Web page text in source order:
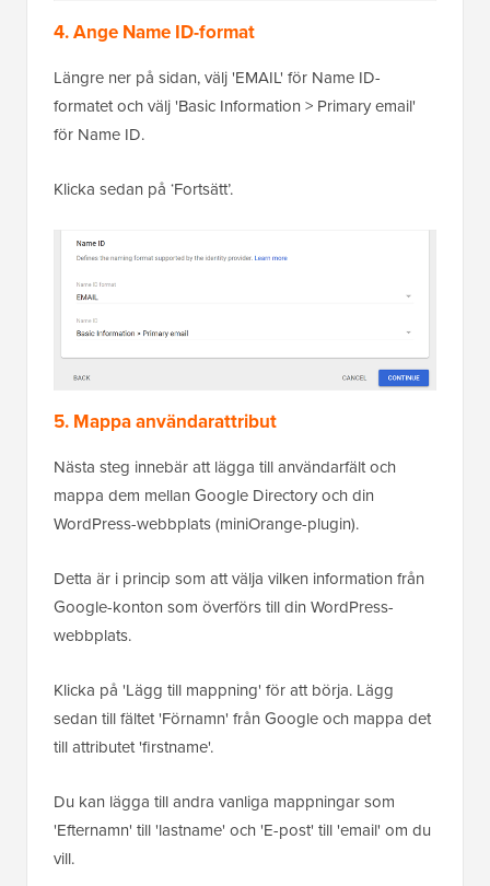
4. Ange Name ID-format
Längre ner på sidan, välj 'EMAIL' för Name ID-
formatet och välj 'Basic Information > Primary email'
för Name ID.
Klicka sedan på ‘Fortsätt’.
5. Mappa användarattribut
Nästa steg innebär att lägga till användarfält och
mappa dem mellan Google Directory och din
WordPress-webbplats (miniOrange-plugin).
Detta är i princip som att välja vilken information från
Google-konton som överförs till din WordPress-
webbplats.
Klicka på 'Lägg till mappning' för att börja. Lägg
sedan till fältet 'Förnamn' från Google och mappa det
till attributet 'firstname'.
Du kan lägga till andra vanliga mappningar som
'Efternamn' till 'lastname' och 'E-post' till 'email' om du
vill.